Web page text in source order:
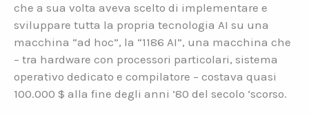
che a sua volta aveva scelto di implementare e
sviluppare tutta la propria tecnologia AI su una
macchina “ad hoc”, la “1186 AI”, una macchina che
– tra hardware con processori particolari, sistema
operativo dedicato e compilatore – costava quasi
100.000 $ alla fine degli anni ’80 del secolo ‘scorso.